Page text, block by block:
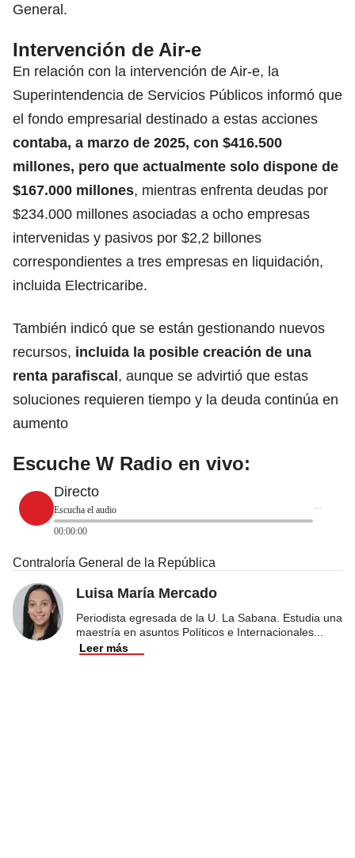
General.
Intervención de Air-e
En relación con la intervención de Air-e, la
Superintendencia de Servicios Públicos informó que
el fondo empresarial destinado a estas acciones
contaba, a marzo de 2025, con $416.500
millones, pero que actualmente solo dispone de
$167.000 millones, mientras enfrenta deudas por
$234.000 millones asociadas a ocho empresas
intervenidas y pasivos por $2,2 billones
correspondientes a tres empresas en liquidación,
incluida Electricaribe.
También indicó que se están gestionando nuevos
recursos, incluida la posible creación de una
renta parafiscal, aunque se advirtió que estas
soluciones requieren tiempo y la deuda continúa en
aumento
Escuche W Radio en vivo:
Directo
Escucha el audio
00:00:00
Contraloría General de la República
Luisa María Mercado
Periodista egresada de la U. La Sabana. Estudia una
maestría en asuntos Políticos e Internacionales
Leer más